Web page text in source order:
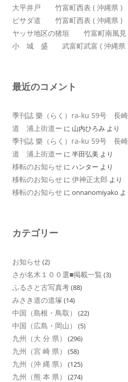
大平井戸 竹富町西表 ( 沖縄県 )
ピサダ道 竹富町西表 ( 沖縄県 )
ヤッサ地区の猪垣 竹富町南風見
小 城 盛 武富町武富 ( 沖縄県
最近のコメント
季刊誌 樂（らく）ra-ku 59号 長
道 浦上街道ー に 山内ひろみ より
季刊誌 樂（らく）ra-ku 59号 長
道 浦上街道ー に 半田弘美 より
移転のお知らせ に ハンター より
移転のお知らせ に 伊神正太郎 より
移転のお知らせ に onnanomiyako よ
カテゴリー
お知らせ(2)
さが名木１００選■掲載一覧 (3)
ふるさと古写真考(88)
みさき道の道塚 (14)
中国（島根・鳥取） (22)
中国（広島・岡山） (5)
九州（大 分 県） (296)
九州（宮 崎 県） (58)
九州（沖 縄 県） (125)
九州（熊 本 県） (274)